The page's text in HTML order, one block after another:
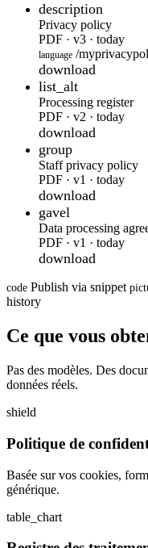
description
Privacy policy
PDF · v3 · today
language /
download
list_alt
Processing register
PDF · v2 · today
download
group
Staff privacy policy
PDF · v1 · today
download
gavel
Data processing
PDF · v1 · today
download
code Publish via snippet
history
Ce que vous
Pas des modèles. Des
données réels.
shield
Politique de
Basée sur vos cookies,
générique.
table_chart